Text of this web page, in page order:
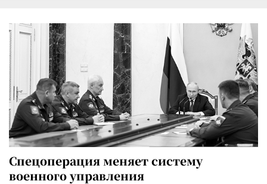
Спецоперация меняет систему
военного управления